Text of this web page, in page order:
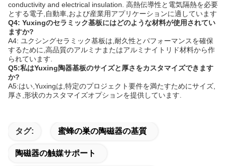
conductivity and electrical insulation. 高熱伝導性と電気隔熱を必要
とする電子,自動車,および産業用アプリケーションに適しています
Q4: Yuxingのセラミック基板にはどのような材料が使用されてい
ますか?
A4: ユクシングセラミック基板は,耐久性とパフォーマンスを確保
するために,高品質のアルミナまたはアルミナイトリド材料から作
られています.
Q5:私はYuxing陶器基板のサイズと厚さをカスタマイズできます
か?
A5:はい,Yuxingは,特定のプロジェクト要件を満たすためにサイズ,
厚さ,形状のカスタマイズオプションを提供しています.
タグ: 蜜蜂の巣の陶磁器の基質
陶磁器の触媒サポート